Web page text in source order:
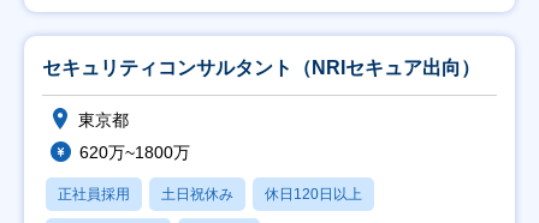
セキュリティコンサルタント（NRIセキュア出向）
東京都
620万~1800万
正社員採用 土日祝休み 休日120日以上